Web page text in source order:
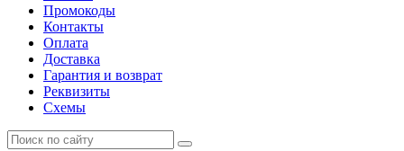
Промокоды
Контакты
Оплата
Доставка
Гарантия и возврат
Реквизиты
Схемы